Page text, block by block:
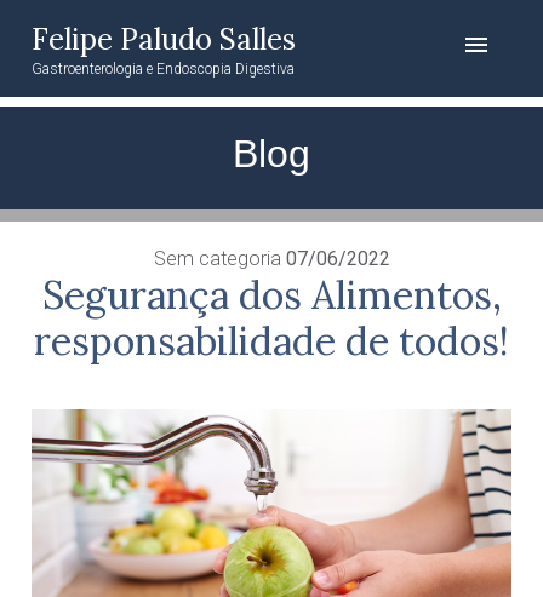
Felipe Paludo Salles
Gastroenterologia e Endoscopia Digestiva
menu
Blog
Sem categoria 07/06/2022
Segurança dos Alimentos,
responsabilidade de todos!